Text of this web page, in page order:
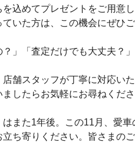
込めてプレゼントをご用意
いた方は、この機会にぜひご
？」「査定だけでも大丈夫？
舗スタッフが丁寧に対応い
したらお気軽にお尋ねくださ
また1年後。この11月、愛
ち寄りください。皆さまの